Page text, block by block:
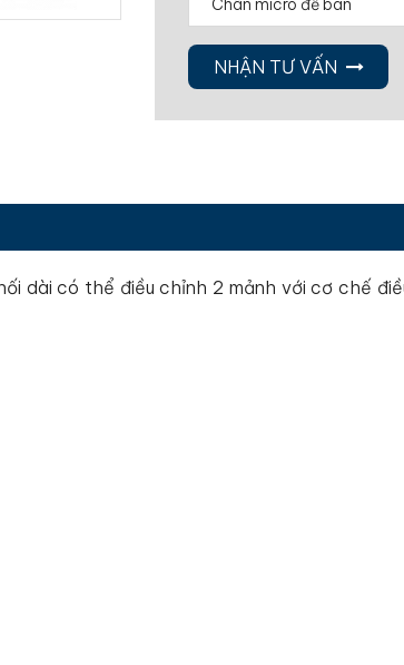
NHẬN TƯ VẤN
dài có thể điều chỉnh 2 mảnh với cơ chế